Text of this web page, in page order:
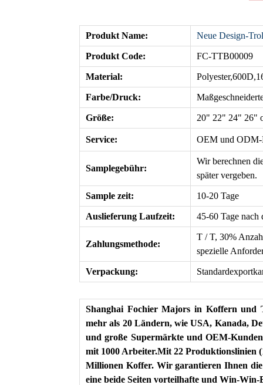
Produkt Name: Neue Design-
Produkt Code: FC-TTB00009
Material:
Farbe/Druck:
Größe: 20" 22" 24" 26"
Service: OEM und ODM-
Samplegebühr:
Wir berechnen
später vergeben.
Sample zeit: 10-20 Tage
Auslieferung Laufzeit: 45-60 Tage nach
Zahlungsmethode:
T / T, 30%
spezielle
Verpackung:
Shanghai Fochier Majors in Koffern und
mehr als 20 Ländern, wie USA, Kanada,
und große Supermärkte und OEM-
mit 1000 Arbeiter.Mit 22 Produktionslinien
Millionen Koffer. Wir garantieren Ihnen die
eine beide Seiten vorteilhafte und Win-Win-